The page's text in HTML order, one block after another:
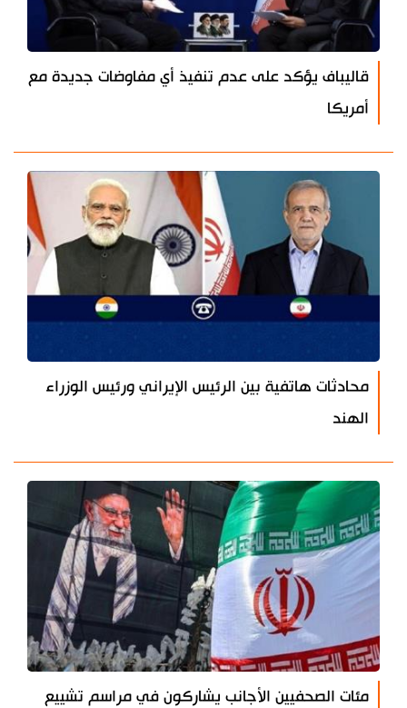
قاليباف يؤكد على عدم تنفيذ أي مفاوضات جديدة مع
أمريكا
محادثات هاتفية بين الرئيس الإيراني ورئيس الوزراء
الهند
مئات الصحفيين الأجانب يشاركون في مراسم تشييع